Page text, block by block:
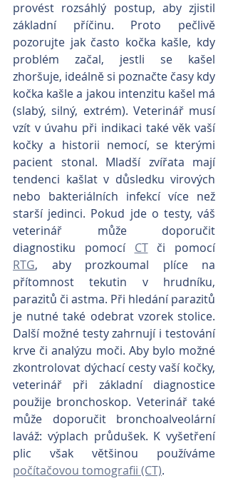
provést rozsáhlý postup, aby zjistil
základní příčinu. Proto pečlivě
pozorujte jak často kočka kašle, kdy
problém začal, jestli se kašel
zhoršuje, ideálně si poznačte časy kdy
kočka kašle a jakou intenzitu kašel má
(slabý, silný, extrém). Veterinář musí
vzít v úvahu při indikaci také věk vaší
kočky a historii nemocí, se kterými
pacient stonal. Mladší zvířata mají
tendenci kašlat v důsledku virových
nebo bakteriálních infekcí více než
starší jedinci. Pokud jde o testy, váš
veterinář může doporučit
diagnostiku pomocí CT
či pomocí
RTG, aby prozkoumal plíce na
přítomnost tekutin v hrudníku,
parazitů či astma. Při hledání parazitů
je nutné také odebrat vzorek stolice.
Další možné testy zahrnují i testování
krve či analýzu moči. Aby bylo možné
zkontrolovat dýchací cesty vaší kočky,
veterinář při základní diagnostice
použije bronchoskop. Veterinář také
může doporučit bronchoalveolární
laváž: výplach průdušek. K vyšetření
počítačovou tomografii (CT).